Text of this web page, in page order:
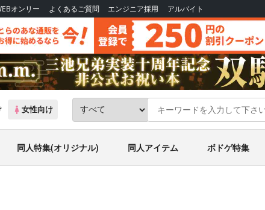
オンリー よくあるご質問 エンジニア採用 アルバイト
女性向け
同人特集(オリジナル) 同人アイテム ボドゲ特集